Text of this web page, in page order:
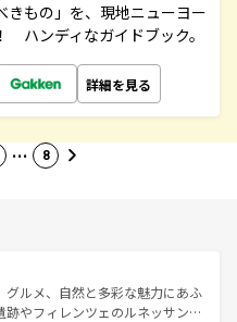
きもの」を、現地ニューヨー
ハンディなガイドブック。
詳細を見る
… 8
グルメ、自然と多彩な魅力にあふ
跡やフィレンツェのルネッサンス